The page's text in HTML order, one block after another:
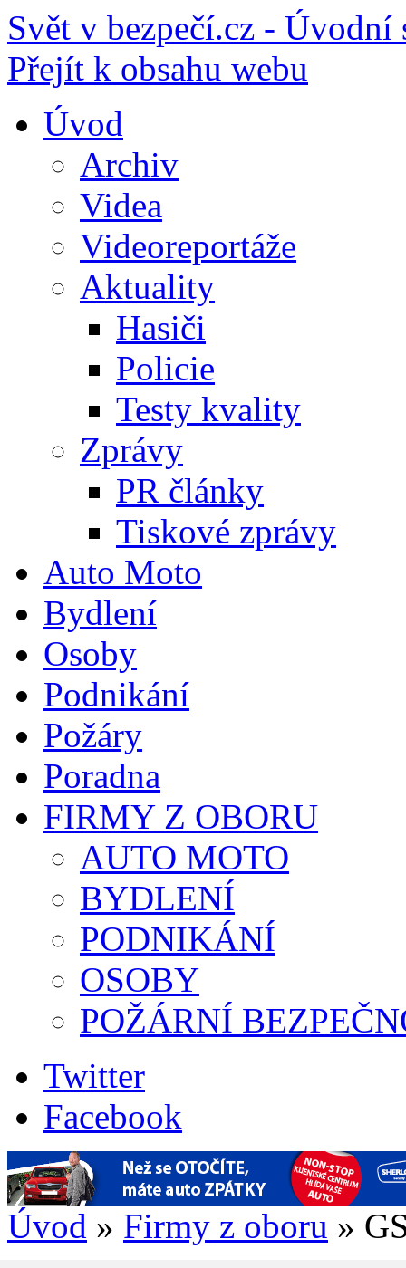
Svět v bezpečí.cz - Úvodní
Přejít k obsahu webu
Úvod
Archiv
Videa
Videoreportáže
Aktuality
Hasiči
Policie
Testy kvality
Zprávy
PR články
Tiskové zprávy
Auto Moto
Bydlení
Osoby
Podnikání
Požáry
Poradna
FIRMY Z OBORU
AUTO MOTO
BYDLENÍ
PODNIKÁNÍ
OSOBY
POŽÁRNÍ
Twitter
Facebook
Úvod » Firmy z oboru »